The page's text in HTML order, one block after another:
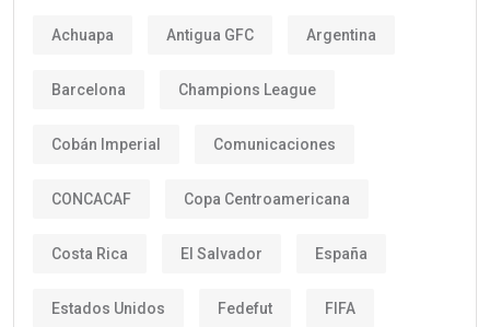
Achuapa Antigua GFC Argentina
Barcelona Champions League
Cobán Imperial Comunicaciones
CONCACAF Copa Centroamericana
Costa Rica El Salvador España
Estados Unidos Fedefut FIFA